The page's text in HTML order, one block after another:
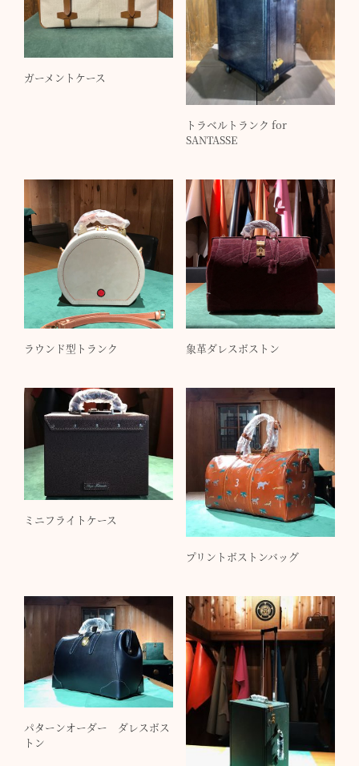
ガーメントケース
トラベルトランク for
SANTASSE
ラウンド型トランク 象革ダレスボストン
ミニフライトケース
プリントボストンバッグ
パターンオーダー ダレスボス
トン